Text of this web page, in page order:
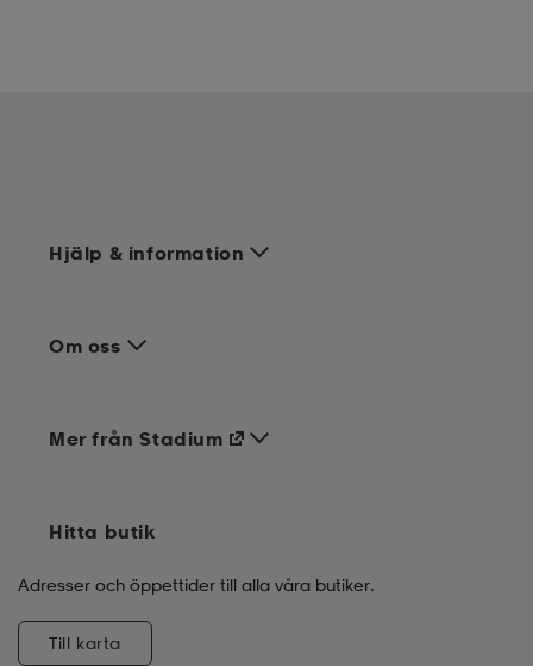
Hjälp & information
Om oss
Mer från Stadium
Hitta butik
Adresser och öppettider till alla våra butiker.
Till karta